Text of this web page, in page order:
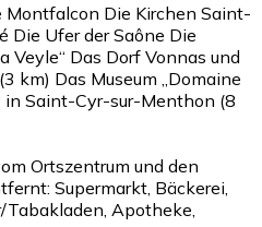
Montfalcon Die Kirchen Saint-
Die Ufer der Saône Die
Veyle“ Das Dorf Vonnas und
km) Das Museum „Domaine
in Saint-Cyr-sur-Menthon (8
Ortszentrum und den
Supermarkt, Bäckerei,
Apotheke,